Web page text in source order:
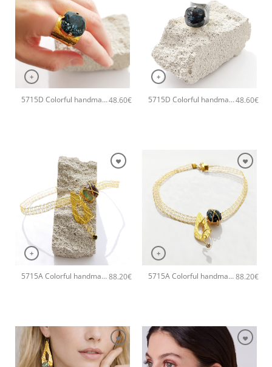
+
5715D Colorful handmade crystal χειροποίητο δαχτυλιδι Catherine bijoux Μαύρο48.60€
+
5715D Colorful handmade crystal χειροποίητο δαχτυλιδι Catherine bijoux Γκρι48.60€
+
5715A Colorful handmade crystal χειροποίητο κολιέ Catherine bijoux Πράσινο88.20€
+
5715A Colorful handmade crystal χειροποίητο κολιέ Catherine bijoux Μαύρο88.20€